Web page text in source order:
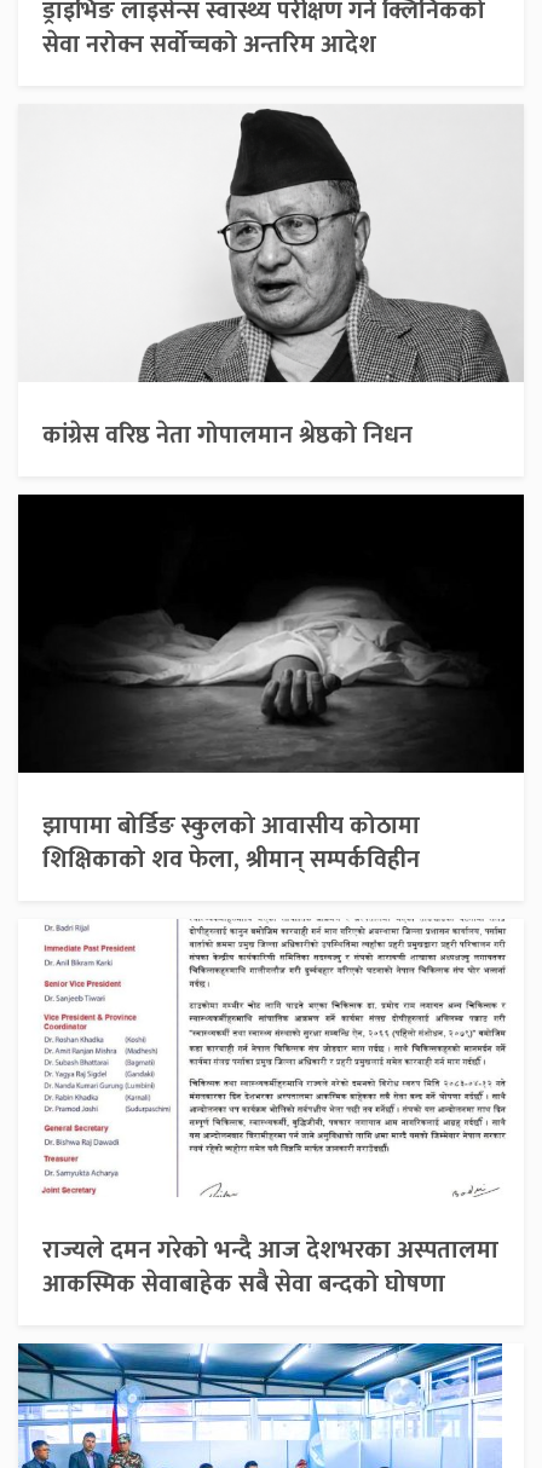
ड्राइभिङ लाइसेन्स स्वास्थ्य परीक्षण गर्ने क्लिनिकको
सेवा नरोक्न सर्वोच्चको अन्तरिम आदेश
कांग्रेस वरिष्ठ नेता गोपालमान श्रेष्ठको निधन
झापामा बोर्डिङ स्कुलको आवासीय कोठामा
शिक्षिकाको शव फेला, श्रीमान् सम्पर्कविहीन
राज्यले दमन गरेको भन्दै आज देशभरका अस्पतालमा
आकस्मिक सेवाबाहेक सबै सेवा बन्दको घोषणा